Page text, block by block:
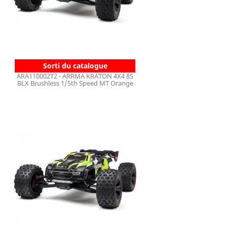
Sorti du catalogue
ARA110002T2 - ARRMA KRATON 4X4 8S
BLX Brushless 1/5th Speed MT Orange